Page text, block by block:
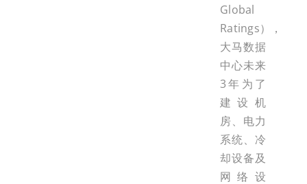
Global
Ratings），
大马数据
中心未来
3年为了
建设机
房、电力
系统、冷
却设备及
网络设